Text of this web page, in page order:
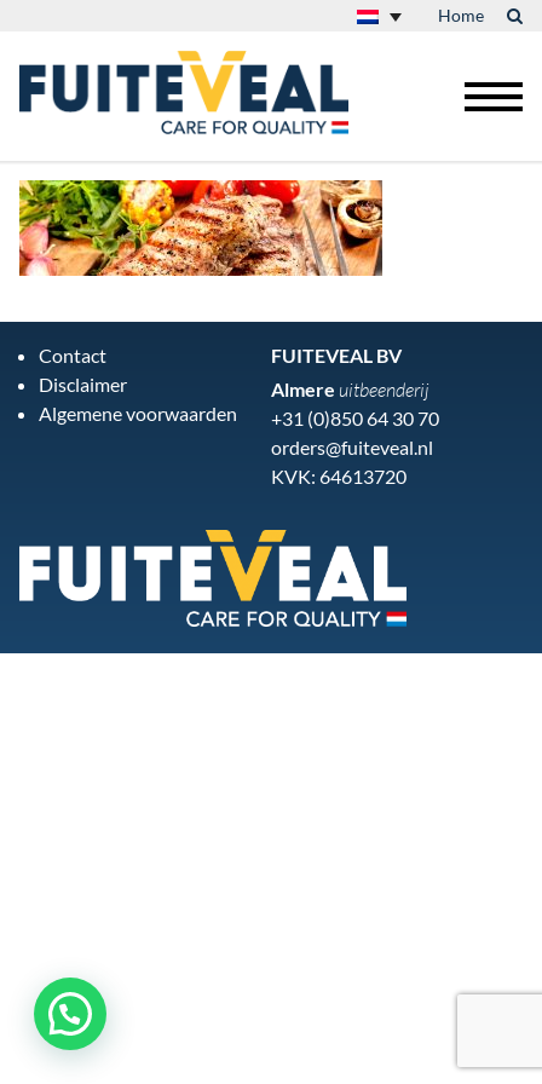
Home
Contact
Disclaimer
Algemene voorwaarden
FUITEVEAL BV
Almere uitbeenderij
+31 (0)850 64 30 70
orders@fuiteveal.nl
KVK: 64613720